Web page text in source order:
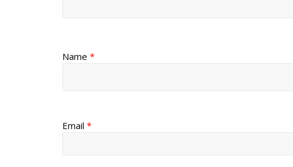
Name *
Email *